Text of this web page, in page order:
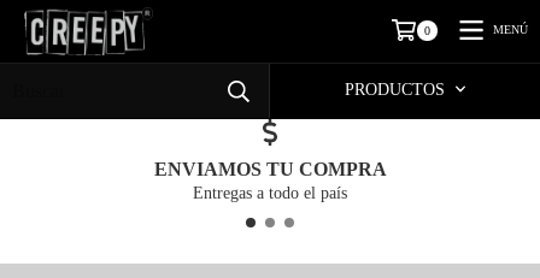
0 MENÚ
PRODUCTOS
ENVIAMOS TU COMPRA
Entregas a todo el país